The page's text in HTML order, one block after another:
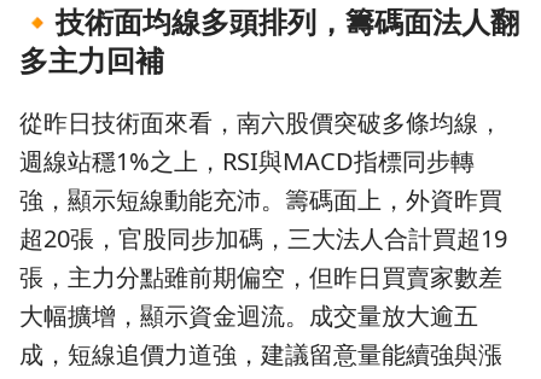
🔸技術面均線多頭排列，籌碼面法人翻
多主力回補
從昨日技術面來看，南六股價突破多條均線，
週線站穩1%之上，RSI與MACD指標同步轉
強，顯示短線動能充沛。籌碼面上，外資昨買
超20張，官股同步加碼，三大法人合計買超19
張，主力分點雖前期偏空，但昨日買賣家數差
大幅擴增，顯示資金迴流。成交量放大逾五
成，短線追價力道強，建議留意量能續強與漲